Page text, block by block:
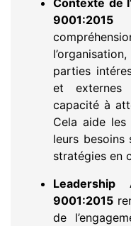
Contexte de
9001:2015
parties
et externes
capacité à
Cela aide les
leurs besoins
stratégies en
9001:2015
de